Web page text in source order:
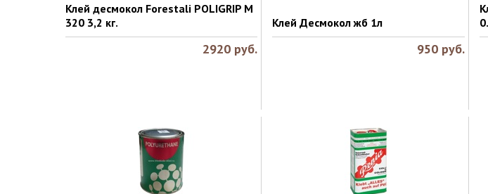
Клей десмокол Forestali POLIGRIP M
320 3,2 кг.
2920 руб.
Клей Десмокол жб 1л
950 руб.